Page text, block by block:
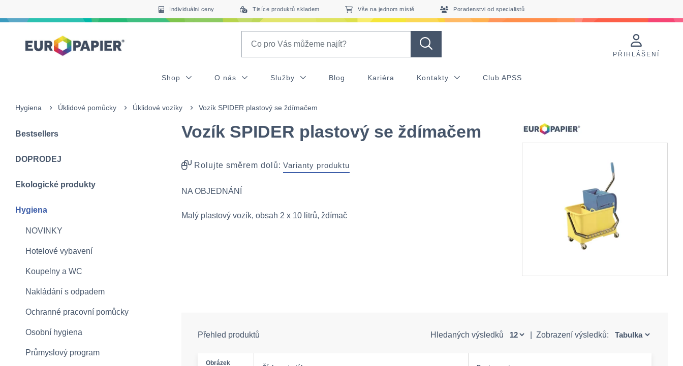
Individuálni ceny Tisíce produktů skladem Vše na jednom místě Poradenstvi od specialistů
PŘIHLÁŠENÍ
Shop O nás Služby Blog Kariéra Kontakty Club APSS
Hygiena Úklidové pomůcky Úklidové vozíky Vozík SPIDER plastový se ždímačem
Bestsellers
DOPRODEJ
Ekologické produkty
Hygiena
NOVINKY
Hotelové vybavení
Koupelny a WC
Nakládání s odpadem
Ochranné pracovní pomůcky
Osobní hygiena
Průmyslový program
Vozík SPIDER plastový se ždímačem
Rolujte směrem dolů: Varianty produktu
NA OBJEDNÁNÍ
Malý plastový vozík, obsah 2 x 10 litrů, ždímač
Přehled produktů Hledaných výsledků Zobrazení výsledků:
Obrázek